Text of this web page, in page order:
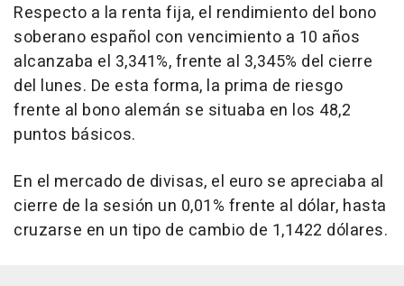
Respecto a la renta fija, el rendimiento del bono
soberano español con vencimiento a 10 años
alcanzaba el 3,341%, frente al 3,345% del cierre
del lunes. De esta forma, la prima de riesgo
frente al bono alemán se situaba en los 48,2
puntos básicos.
En el mercado de divisas, el euro se apreciaba al
cierre de la sesión un 0,01% frente al dólar, hasta
cruzarse en un tipo de cambio de 1,1422 dólares.